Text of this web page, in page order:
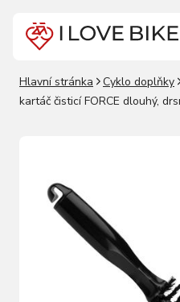
Hlavní stránka Cyklo doplňky
kartáč čisticí FORCE dlouhý,